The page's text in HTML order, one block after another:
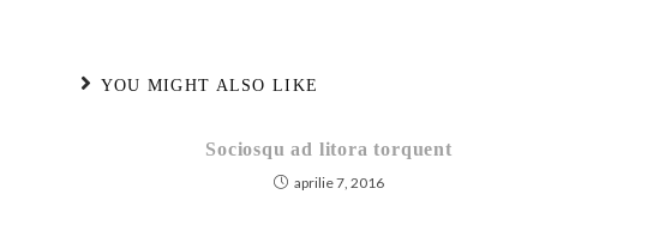
YOU MIGHT ALSO LIKE
Sociosqu ad litora torquent
aprilie 7, 2016